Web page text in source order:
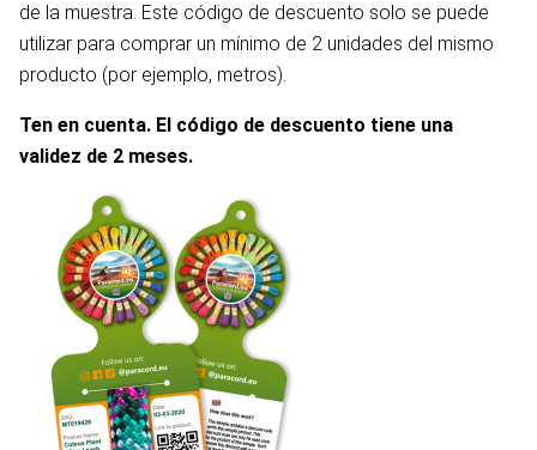
de la muestra. Este código de descuento solo se puede
utilizar para comprar un mínimo de 2 unidades del mismo
producto (por ejemplo, metros).
Ten en cuenta. El código de descuento tiene una
validez de 2 meses.